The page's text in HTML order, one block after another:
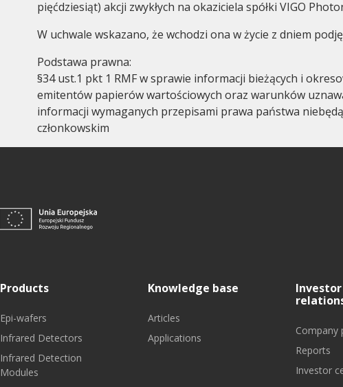
pięćdziesiąt) akcji zwykłych na okaziciela spółki VIGO
W uchwale wskazano, że wchodzi ona w życie z dniem
Podstawa prawna:
§34 ust.1 pkt 1 RMF w sprawie informacji bieżących i
emitentów papierów wartościowych oraz warunków
informacji wymaganych przepisami prawa państwa
członkowskim
Products
Epi-wafers
Infrared Detectors
Infrared Detection
Modules
Knowledge base
Articles
Applications
Investor
Company
Reports
Investor